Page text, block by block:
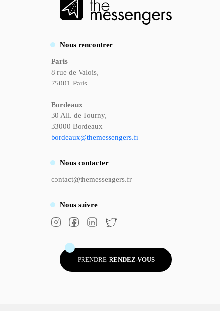
Nous rencontrer
Paris
8 rue de Valois,
75001 Paris
Bordeaux
30 All. de Tourny,
33000 Bordeaux
bordeaux@themessengers.fr
Nous contacter
contact@themessengers.fr
Nous suivre
PRENDRE RENDEZ-VOUS